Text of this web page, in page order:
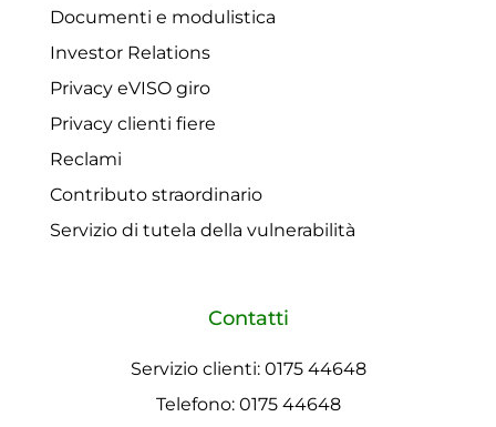
Documenti e modulistica
Investor Relations
Privacy eVISO giro
Privacy clienti fiere
Reclami
Contributo straordinario
Servizio di tutela della vulnerabilità
Contatti
Servizio clienti: 0175 44648
Telefono: 0175 44648